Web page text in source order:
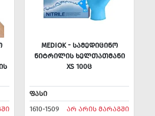
MEDIOK - ᲡᲐᲛᲔᲓᲘᲪᲘᲜᲝ
ᲜᲘᲢᲠᲘᲚᲘᲡ ᲮᲔᲚᲗᲐᲗᲛᲐᲜᲘ
XS 100Ც
ᲤᲐᲡᲘ
1610-1509
ᲐᲠ ᲐᲠᲘᲡ ᲛᲐᲠᲐᲒᲨᲘ